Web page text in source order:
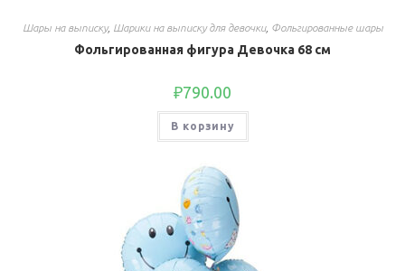
Шары на выписку, Шарики на выписку для девочки, Фольгированные шары
Фольгированная фигура Девочка 68 см
₽790.00
В корзину